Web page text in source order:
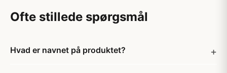
Ofte stillede spørgsmål
Hvad er navnet på produktet?